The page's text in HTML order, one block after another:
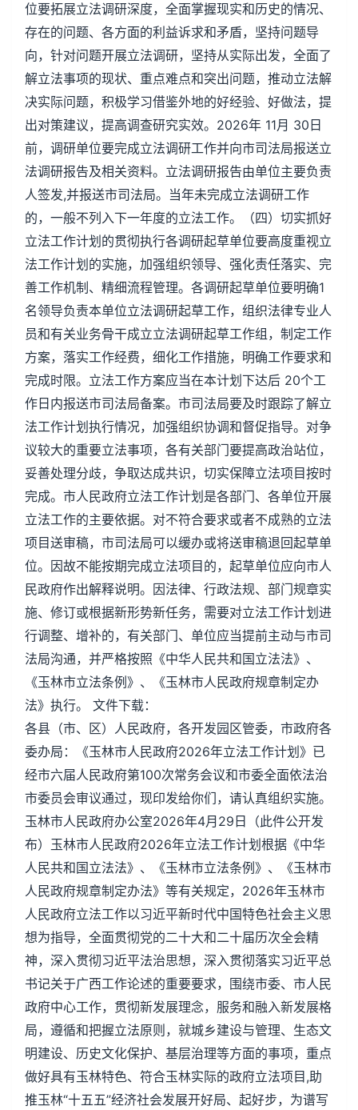
位要拓展立法调研深度，全面掌握现实和历史的情况、
存在的问题、各方面的利益诉求和矛盾，坚持问题导
向，针对问题开展立法调研，坚持从实际出发，全面了
解立法事项的现状、重点难点和突出问题，推动立法解
决实际问题，积极学习借鉴外地的好经验、好做法，提
出对策建议，提高调查研究实效。2026年 11月 30日
前，调研单位要完成立法调研工作并向市司法局报送立
法调研报告及相关资料。立法调研报告由单位主要负责
人签发,并报送市司法局。当年未完成立法调研工作
的，一般不列入下一年度的立法工作。（四）切实抓好
立法工作计划的贯彻执行各调研起草单位要高度重视立
法工作计划的实施，加强组织领导、强化责任落实、完
善工作机制、精细流程管理。各调研起草单位要明确1
名领导负责本单位立法调研起草工作，组织法律专业人
员和有关业务骨干成立立法调研起草工作组，制定工作
方案，落实工作经费，细化工作措施，明确工作要求和
完成时限。立法工作方案应当在本计划下达后 20个工
作日内报送市司法局备案。市司法局要及时跟踪了解立
法工作计划执行情况，加强组织协调和督促指导。对争
议较大的重要立法事项，各有关部门要提高政治站位，
妥善处理分歧，争取达成共识，切实保障立法项目按时
完成。市人民政府立法工作计划是各部门、各单位开展
立法工作的主要依据。对不符合要求或者不成熟的立法
项目送审稿，市司法局可以缓办或将送审稿退回起草单
位。因故不能按期完成立法项目的，起草单位应向市人
民政府作出解释说明。因法律、行政法规、部门规章实
施、修订或根据新形势新任务，需要对立法工作计划进
行调整、增补的，有关部门、单位应当提前主动与市司
法局沟通，并严格按照《中华人民共和国立法法》、
《玉林市立法条例》、《玉林市人民政府规章制定办
法》执行。 文件下载：
各县（市、区）人民政府，各开发园区管委，市政府各
委办局：《玉林市人民政府2026年立法工作计划》已
经市六届人民政府第100次常务会议和市委全面依法治
市委员会审议通过，现印发给你们，请认真组织实施。
玉林市人民政府办公室2026年4月29日（此件公开发
布）玉林市人民政府2026年立法工作计划根据《中华
人民共和国立法法》、《玉林市立法条例》、《玉林市
人民政府规章制定办法》等有关规定，2026年玉林市
人民政府立法工作以习近平新时代中国特色社会主义思
想为指导，全面贯彻党的二十大和二十届历次全会精
神，深入贯彻习近平法治思想，深入贯彻落实习近平总
书记关于广西工作论述的重要要求，围绕市委、市人民
政府中心工作，贯彻新发展理念，服务和融入新发展格
局，遵循和把握立法原则，就城乡建设与管理、生态文
明建设、历史文化保护、基层治理等方面的事项，重点
做好具有玉林特色、符合玉林实际的政府立法项目,助
推玉林“十五五”经济社会发展开好局、起好步，为谱写